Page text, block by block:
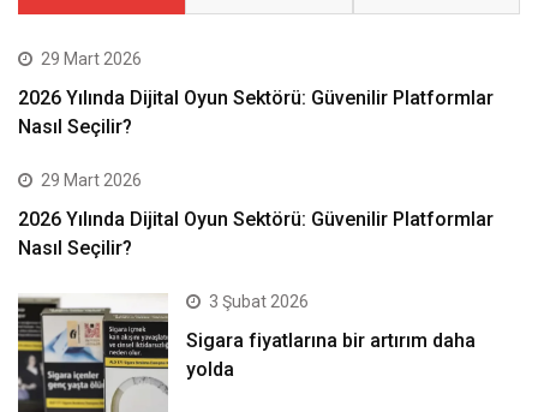
29 Mart 2026
2026 Yılında Dijital Oyun Sektörü: Güvenilir Platformlar
Nasıl Seçilir?
29 Mart 2026
2026 Yılında Dijital Oyun Sektörü: Güvenilir Platformlar
Nasıl Seçilir?
3 Şubat 2026
Sigara fiyatlarına bir artırım daha
yolda